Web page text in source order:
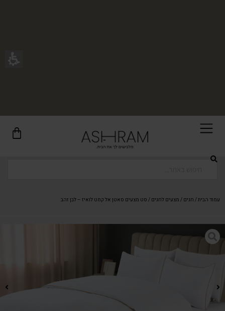
עמוד הבית/ חגים / מצעים לחגים / סט מצעים סאטן אל קמט לואיז – לבן זהב